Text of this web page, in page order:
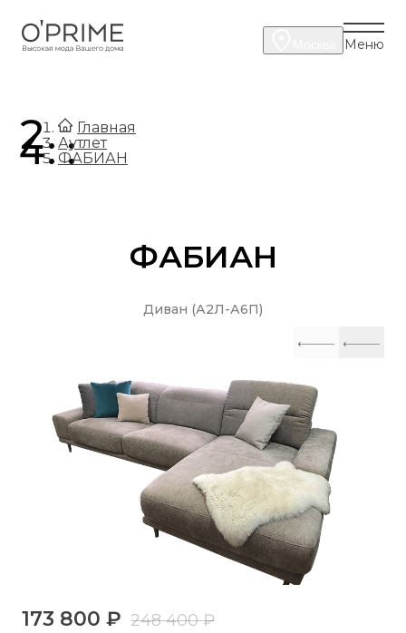
Меню
Главная
.
Аутлет
.
ФАБИАН
ФАБИАН
Диван (А2Л-А6П)
173 800 ₽ 248 400 ₽